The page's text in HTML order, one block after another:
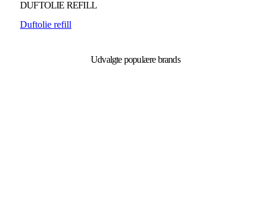
DUFTOLIE REFILL
Duftolie refill
Udvalgte populære brands